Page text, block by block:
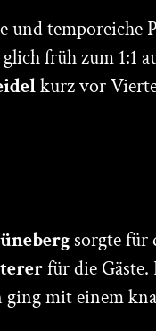
temporeiche
glich früh zum 1:1
kurz vor
sorgte für
für die
ging mit einem